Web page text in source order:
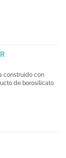
construido con
de borosilicato